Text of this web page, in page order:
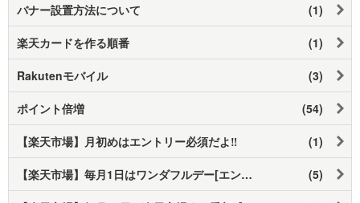
バナー設置方法について (1)
楽天カードを作る順番 (1)
Rakutenモバイル (3)
ポイント倍増 (54)
【楽天市場】月初めはエントリー必須だよ‼ (1)
【楽天市場】毎月1日はワンダフルデー[エントリー必須] (5)